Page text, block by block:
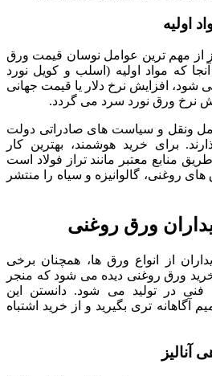
اولیه
از مهم ترین عوامل نوسان قیمت ورق
که مواد اولیه (اسلب و کویل نورد
شود، افزایش نرخ دلار یا قیمت جهانی
نرخ ورق نورد سرد می گردد.
حمل ونقل و سیاست های صادراتی دولت
برای خرید هوشمند، بهترین کار
منابع معتبر مانند تراز فولاد است
روغنی، گالوانیزه و سیاه را منتشر
ورق روغنی
از انواع ورق ها، همچنان برخی
ورق روغنی دیده می شود که منجر
فنی در تولید می شود. دانستن این
آگاهانه تری بگیرید و از خرید اشتباه